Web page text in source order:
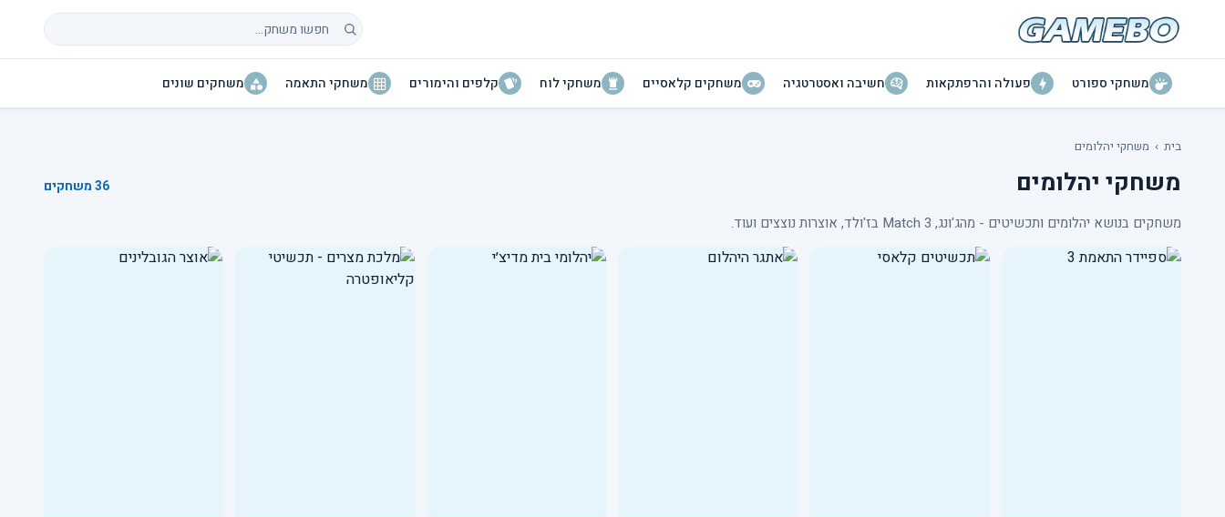
חיפוש משחקים
משחקי ספורט פעולה והרפתקאות חשיבה ואסטרטגיה משחקים קלאסיים משחקי לוח קלפים והימורים משחקי התאמה משחקים שונים
בית › משחקי יהלומים
משחקי יהלומים 36 משחקים
משחקים בנושא יהלומים ותכשיטים - מהג'ונג, Match 3 בז'ולד, אוצרות נוצצים ועוד.